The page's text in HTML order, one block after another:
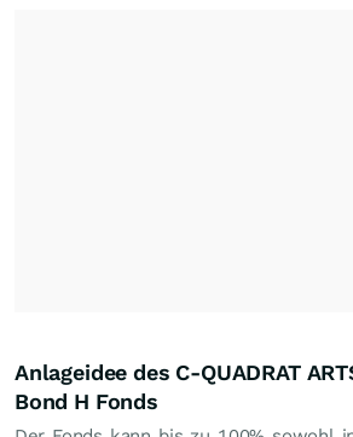
Anlageidee des C-QUADRAT
Bond H Fonds